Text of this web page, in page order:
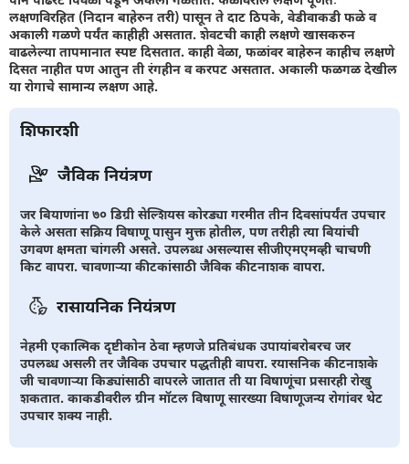
लक्षणविरहित (निदान बाहेरुन तरी) पासून ते दाट ठिपके, वेडीवाकडी फळे व
अकाली गळणे पर्यंत काहीही असतात. शेवटची काही लक्षणे खासकरुन
वाढलेल्या तापमानात स्पष्ट दिसतात. काही वेळा, फळांवर बाहेरुन काहीच लक्षणे
दिसत नाहीत पण आतुन ती रंगहीन व करपट असतात. अकाली फळगळ देखील
या रोगाचे सामान्य लक्षण आहे.
शिफारशी
जैविक नियंत्रण
जर बियाणांना ७० डिग्री सेल्शियस कोरड्या गरमीत तीन दिवसांपर्यंत उपचार
केले असता सक्रिय विषाणू पासुन मुक्त होतील, पण तरीही त्या बियांची
उगवण क्षमता चांगली असते. उपलब्ध असल्यास सीजीएमएमव्ही चाचणी
किट वापरा. चावणार्‍या कीटकांसाठी जैविक कीटनाशक वापरा.
रासायनिक नियंत्रण
नेहमी एकात्मिक दृष्टीकोन ठेवा म्हणजे प्रतिबंधक उपायांबरोबरच जर
उपलब्ध असली तर जैविक उपचार पद्धतीही वापरा. रयासनिक कीटनाशके
जी चावणाऱ्या किड्यांसाठी वापरले जातात ती या विषाणूंचा प्रसारही रोखु
शकतात. काकडीवरील ग्रीन मॉटल विषाणू सारख्या विषाणूजन्य रोगांवर थेट
उपचार शक्य नाही.